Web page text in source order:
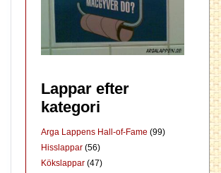
Lappar efter
kategori
Arga Lappens Hall-of-Fame (99)
Hisslappar (56)
Kökslappar (47)